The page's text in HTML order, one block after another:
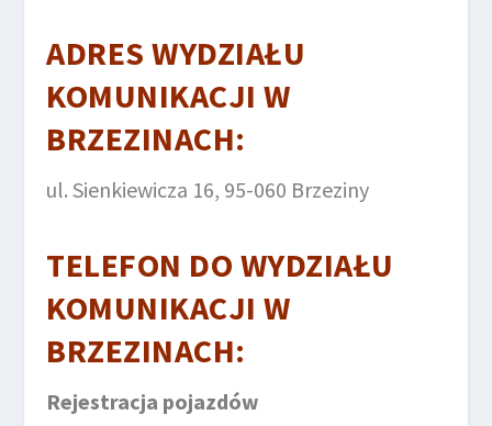
ADRES WYDZIAŁU
KOMUNIKACJI W
BRZEZINACH:
ul. Sienkiewicza 16, 95-060 Brzeziny
TELEFON DO WYDZIAŁU
KOMUNIKACJIW
BRZEZINACH:
Rejestracja pojazdów